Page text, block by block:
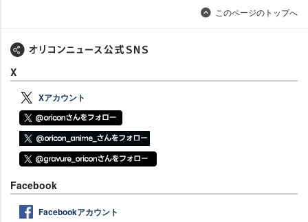
このページのトップへ
X
Xアカウント
Facebook
Facebookアカウント